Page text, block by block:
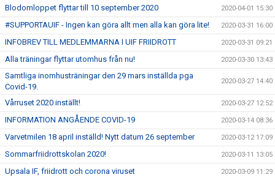
Blodomloppet flyttar till 10 september 2020 2020-04-01 15:30
#SUPPORTAUIF - Ingen kan göra allt men alla kan göra lite! 2020-03-31 16:00
INFOBREV TILL MEDLEMMARNA I UIF FRIIDROTT 2020-03-31 09:21
Alla träningar flyttar utomhus från nu! 2020-03-30 13:43
Samtliga inomhusträningar den 29 mars inställda pga
Covid-19.
2020-03-27 14:40
Vårruset 2020 inställt! 2020-03-27 12:52
INFORMATION ANGÅENDE COVID-19 2020-03-14 08:36
Varvetmilen 18 april inställd! Nytt datum 26 september 2020-03-12 17:09
Sommarfriidrottskolan 2020! 2020-03-11 13:05
Upsala IF, friidrott och corona viruset 2020-03-09 11:29